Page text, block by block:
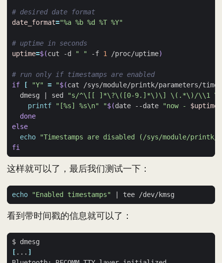
# desired date format
date_format="%a %b %d %T %Y"
# uptime in seconds
uptime=$(cut -d " " -f 1 /proc/uptime)
# run only if timestamps are enabled
if
[ "Y" = "$(cat /sys/module/printk/parameters/time
  dmesg
sed
"s/^\[[ ]*\?\([0-9.]*\)\] \(.*\)/\\1
printf
"[%s] %s\n" "$(date --date "now - $uptime
done
else
echo
"Timestamps are disabled (/sys/module/printk/
fi
这样就可以了，最后我们测试一下：
echo "Enabled timestamps"
看到带时间戳的信息就可以了：
[ ... ]